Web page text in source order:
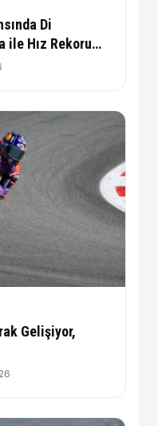
Di
ile Hız Rekoru
Gelişiyor,